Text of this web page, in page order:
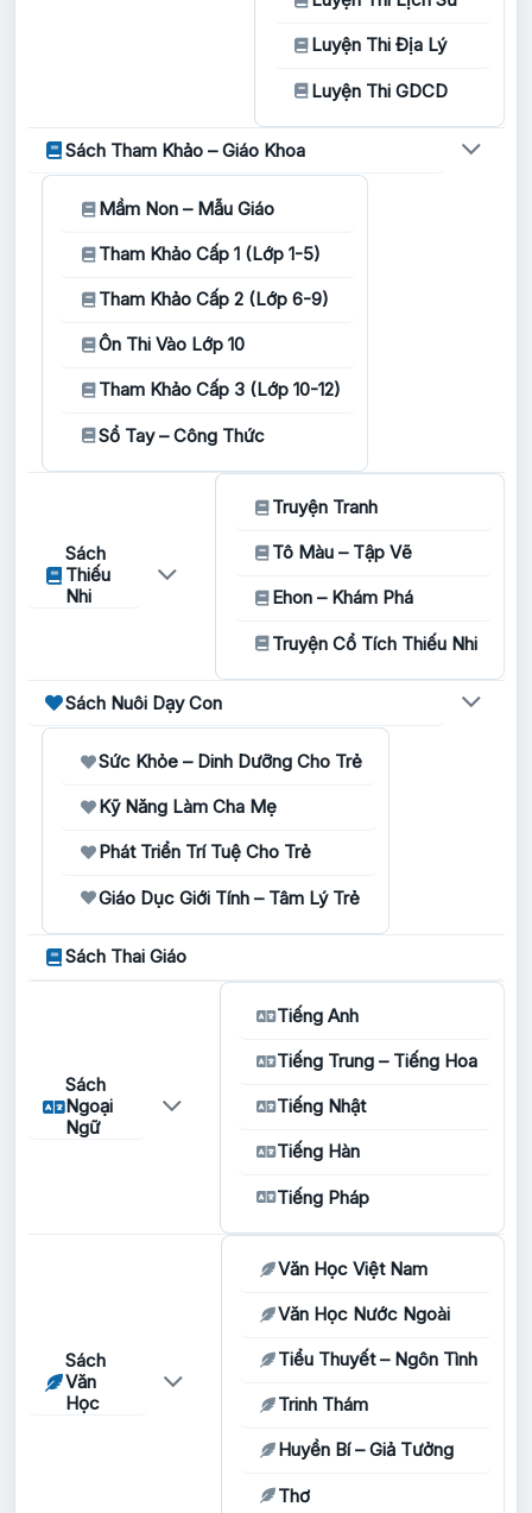
Luyện Thi Địa Lý
Luyện Thi GDCD
Sách Tham Khảo – Giáo Khoa
Mầm Non – Mẫu Giáo
Tham Khảo Cấp 1 (Lớp 1-5)
Tham Khảo Cấp 2 (Lớp 6-9)
Ôn Thi Vào Lớp 10
Tham Khảo Cấp 3 (Lớp 10-12)
Sổ Tay – Công Thức
Sách
Thiếu
Nhi
Truyện Tranh
Tô Màu – Tập Vẽ
Ehon – Khám Phá
Truyện Cổ Tích Thiếu Nhi
Sách Nuôi Dạy Con
Sức Khỏe – Dinh Dưỡng Cho Trẻ
Kỹ Năng Làm Cha Mẹ
Phát Triển Trí Tuệ Cho Trẻ
Giáo Dục Giới Tính – Tâm Lý Trẻ
Sách Thai Giáo
Sách
Ngoại
Ngữ
Tiếng Anh
Tiếng Trung – Tiếng Hoa
Tiếng Nhật
Tiếng Hàn
Tiếng Pháp
Sách
Văn
Học
Văn Học Việt Nam
Văn Học Nước Ngoài
Tiểu Thuyết – Ngôn Tình
Trinh Thám
Huyền Bí – Giả Tưởng
Thơ